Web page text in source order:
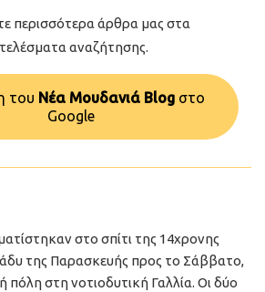
περισσότερα άρθρα μας στα
αναζήτησης.
του Νέα Μουδανιά Blog στo
Google
στο σπίτι της 14χρονης
της Παρασκευής προς το Σάββατο,
πόλη στη νοτιοδυτική Γαλλία. Οι δύο